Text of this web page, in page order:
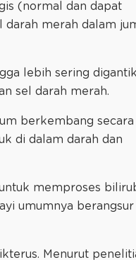
(normal dan dapat
darah merah dalam
lebih sering
sel darah merah.
berkembang secara
di dalam darah dan
memproses
umumnya berangsur
Menurut